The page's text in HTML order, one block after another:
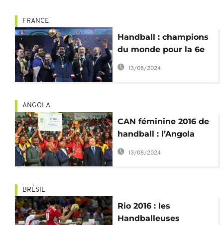
FRANCE
Handball : champions
du monde pour la 6e
fois, les Français
célèbrent leur victoire
13/08/2024
ANGOLA
CAN féminine 2016 de
handball : l’Angola
remporte le titre, le
Sénégal disqualifié
13/08/2024
BRÉSIL
Rio 2016 : les
Handballeuses